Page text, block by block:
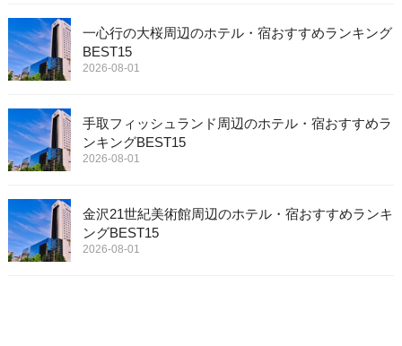
一心行の大桜周辺のホテル・宿おすすめランキング
BEST15
2026-08-01
手取フィッシュランド周辺のホテル・宿おすすめラ
ンキングBEST15
2026-08-01
金沢21世紀美術館周辺のホテル・宿おすすめランキ
ングBEST15
2026-08-01